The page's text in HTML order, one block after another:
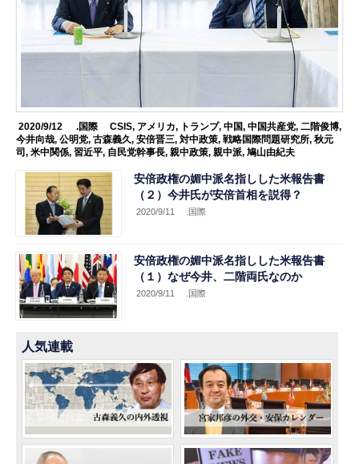
2020/9/12 .国際 CSIS, アメリカ, トランプ, 中国, 中国共産党, 二階俊博,
今井向哉,公明党,古森義久,安倍晋三,対中政策,戦略国際問題研究所,秋元
司,米中関係,習近平, 自民党幹事長,親中政策,親中派,鳩山由紀夫
安倍政権の媚中派名指しした米報告書
（２）今井氏が安倍首相を説得？
2020/9/11 .国際
安倍政権の媚中派名指しした米報告書
（１）なぜ今井、二階両氏なのか
2020/9/11 .国際
人気連載